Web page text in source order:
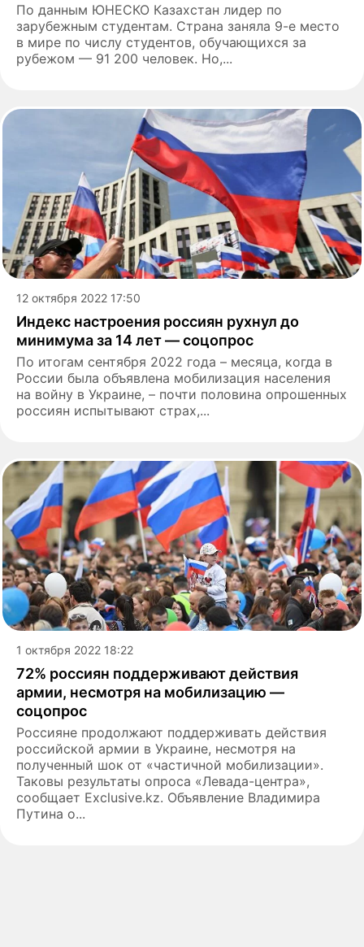
По данным ЮНЕСКО Казахстан лидер по
зарубежным студентам. Страна заняла 9-е место
в мире по числу студентов, обучающихся за
рубежом — 91 200 человек. Но,...
12 октября 2022 17:50
Индекс настроения россиян рухнул до
минимума за 14 лет — cоцопрос
По итогам сентября 2022 года – месяца, когда в
России была объявлена мобилизация населения
на войну в Украине, – почти половина опрошенных
россиян испытывают страх,...
1 октября 2022 18:22
72% россиян поддерживают действия
армии, несмотря на мобилизацию —
соцопрос
Россияне продолжают поддерживать действия
российской армии в Украине, несмотря на
полученный шок от «частичной мобилизации».
Таковы результаты опроса «Левада-центра»,
сообщает Exclusive.kz. Объявление Владимира
Путина о...